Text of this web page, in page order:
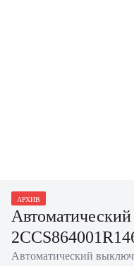
АРХИВ
Автоматический